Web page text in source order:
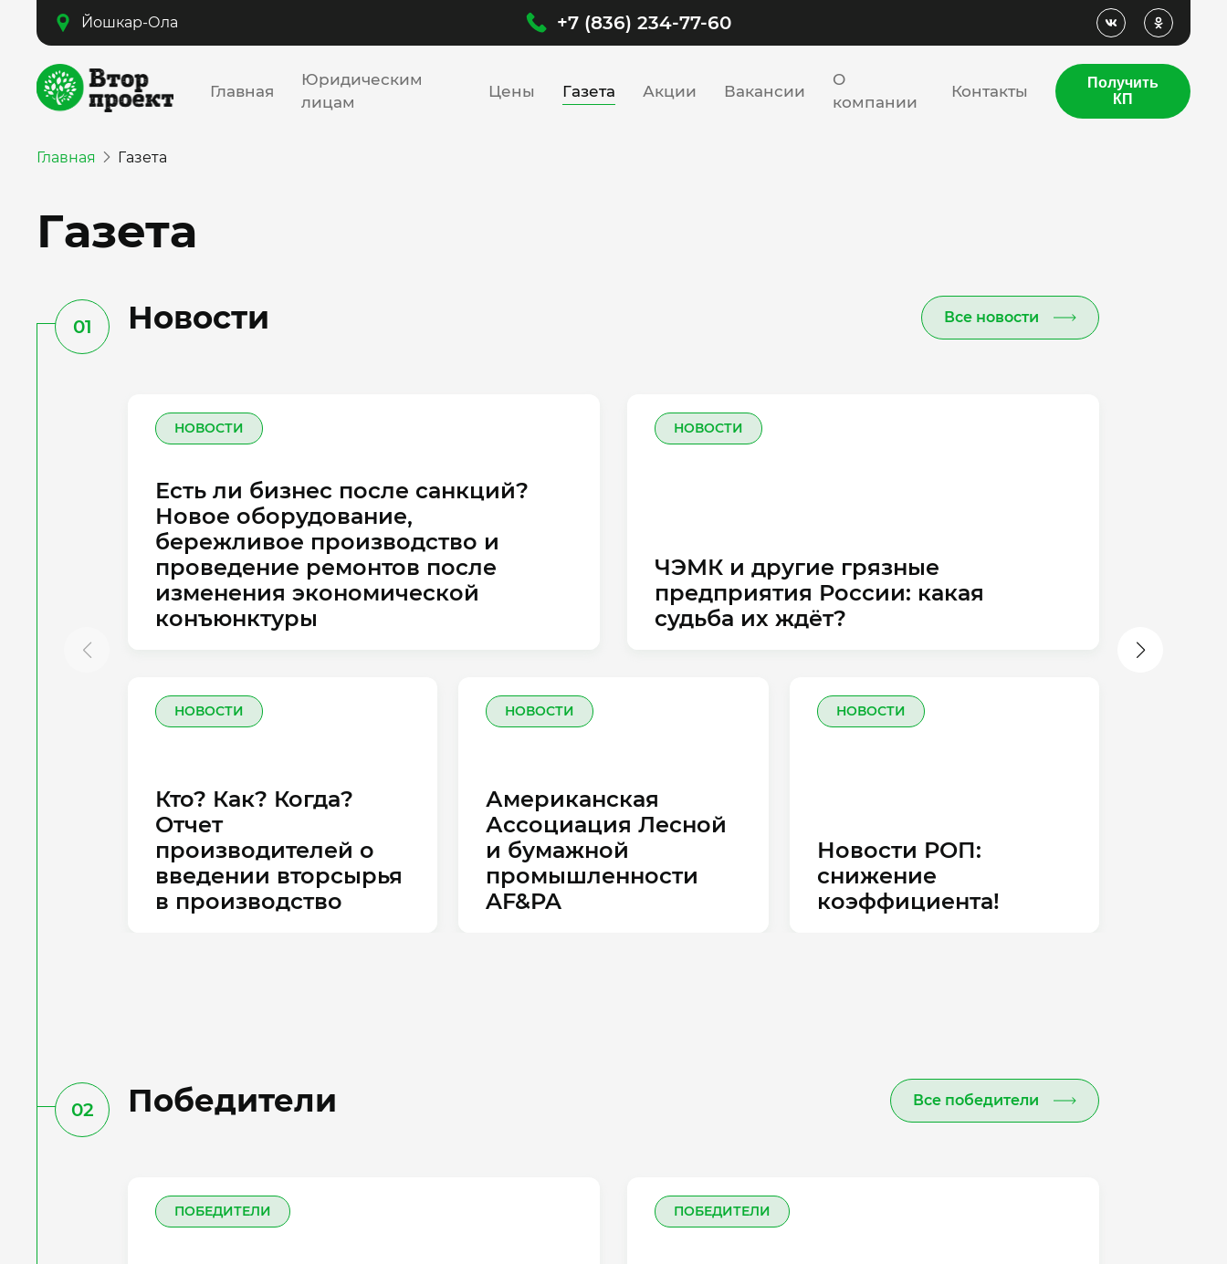
Йошкар-Ола +7 (836) 234-77-60
Главная
Юридическим
лицам
Цены Газета Акции Вакансии
О
компании
Контакты
Получить
КП
Главная Газета
Газета
01 Новости Все новости
НОВОСТИ
Есть ли бизнес после санкций?
Новое оборудование,
бережливое производство и
проведение ремонтов после
изменения экономической
конъюнктуры
НОВОСТИ
ЧЭМК и другие грязные
предприятия России: какая
судьба их ждёт?
НОВОСТИ
Кто? Как? Когда?
Отчет
производителей о
введении вторсырья
в производство
НОВОСТИ
Американская
Ассоциация Лесной
и бумажной
промышленности
AF&PA
НОВОСТИ
Новости РОП:
снижение
коэффициента!
02 Победители Все победители
ПОБЕДИТЕЛИ ПОБЕДИТЕЛИ